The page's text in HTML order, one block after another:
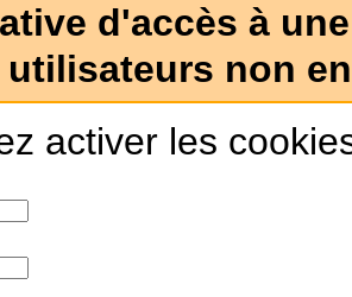
d'accès à
non
activer les